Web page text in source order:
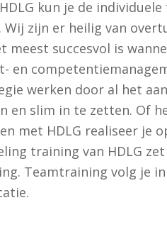
kun je de
zijn er heilig van
succesvol is
en
werken door al het
en slim in te zetten. Of
met HDLG realiseer je
training van HDLG
Teamtraining volg je